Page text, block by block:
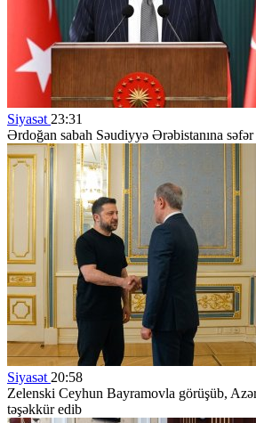
Siyasət 23:31
Ərdoğan sabah Səudiyyə Ərəbistanına səfər
Siyasət 20:58
Zelenski Ceyhun Bayramovla görüşüb,
təşəkkür edib